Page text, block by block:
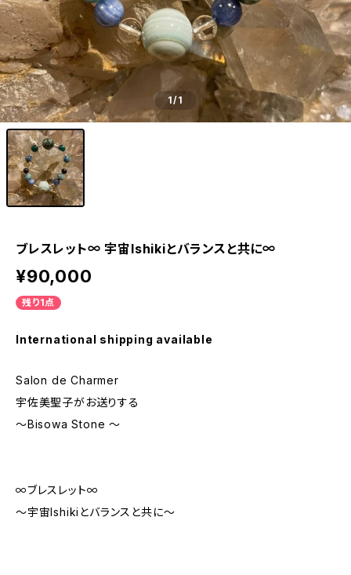
1/1
ブレスレット∞ 宇宙Ishikiとバランスと共に∞
¥90,000
残り1点
International shipping available
Salon de Charmer
宇佐美聖子がお送りする
〜Bisowa Stone 〜
∞ブレスレット∞
〜宇宙Ishikiとバランスと共に〜